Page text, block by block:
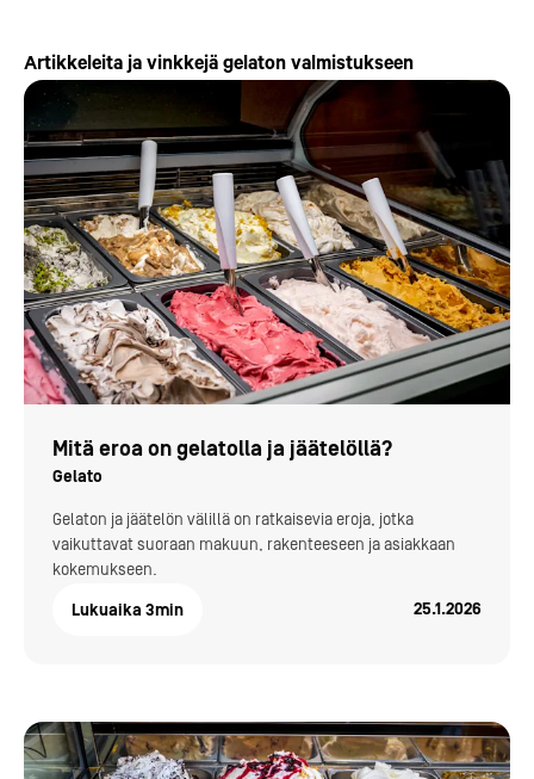
Artikkeleita ja vinkkejä gelaton valmistukseen
Mitä eroa on gelatolla ja jäätelöllä?
Gelato
Gelaton ja jäätelön välillä on ratkaisevia eroja, jotka
vaikuttavat suoraan makuun, rakenteeseen ja asiakkaan
kokemukseen.
Lukuaika 3min 25.1.2026